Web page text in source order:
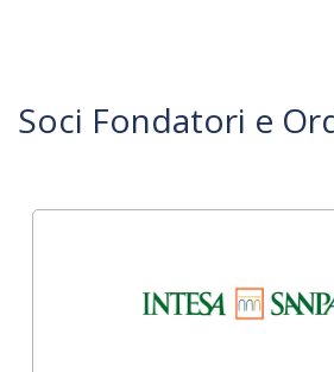
Soci Fondatori e